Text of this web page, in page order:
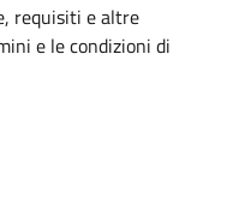
requisiti e altre
e le condizioni di